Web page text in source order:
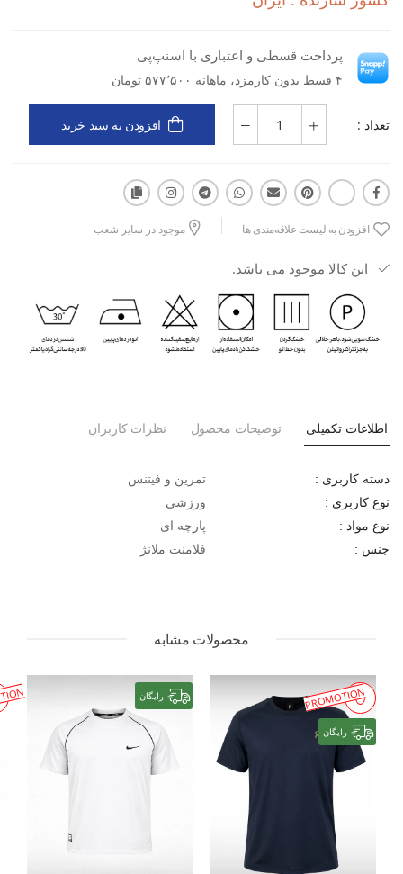
نوع مواد: پارچه‌ای
جنس: فلامنت ملانژ
ورزشی
کاربرد: باشگاه، فیتنس، تمرینات هوازی، حرکات کششی و فعالیت‌های
سبک ورزشی
پرداخت قسطی و اعتباری با اسنپ‌پی
۴ قسط بدون کارمزد، ماهانه ۵۷۷٬۵۰۰ تومان
تعداد : افزودن به سبد خرید
افزودن به لیست علاقه‌مندی ها موجود در سایر شعب
این کالا موجود می باشد.
اطلاعات تکمیلی توضیحات محصول نظرات کاربران
دسته کاربری : تمرین و فیتنس
نوع کاربری : ورزشی
نوع مواد : پارچه ای
جنس : فلامنت ملانژ
محصولات مشابه
PROMOTION
رایگان
رایگان